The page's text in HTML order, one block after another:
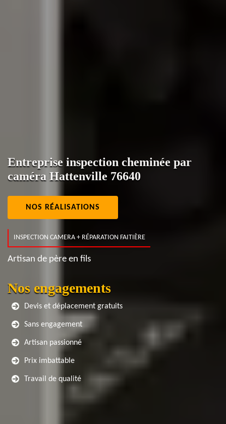
Entreprise inspection cheminée par
caméra Hattenville 76640
NOS RÉALISATIONS
INSPECTION CAMERA + RÉPARATION FAITIÈRE
Artisan de père en fils
Nos engagements
Devis et déplacement gratuits
Sans engagement
Artisan passionné
Prix imbattable
Travail de qualité